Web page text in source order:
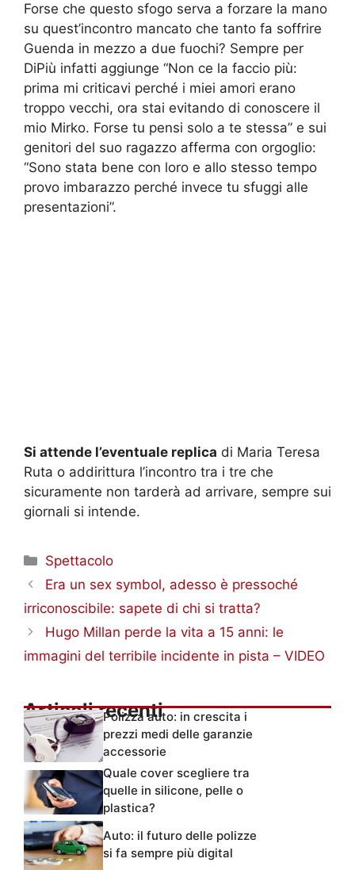
Forse che questo sfogo serva a forzare la mano
su quest’incontro mancato che tanto fa soffrire
Guenda in mezzo a due fuochi? Sempre per
DiPiù infatti aggiunge “Non ce la faccio più:
prima mi criticavi perché i miei amori erano
troppo vecchi, ora stai evitando di conoscere il
mio Mirko. Forse tu pensi solo a te stessa” e sui
genitori del suo ragazzo afferma con orgoglio:
“Sono stata bene con loro e allo stesso tempo
provo imbarazzo perché invece tu sfuggi alle
presentazioni”.
Si attende l’eventuale replica di Maria Teresa
Ruta o addirittura l’incontro tra i tre che
sicuramente non tarderà ad arrivare, sempre sui
giornali si intende.
Categorie
Spettacolo
Era un sex symbol, adesso è pressoché
irriconoscibile: sapete di chi si tratta?
Hugo Millan perde la vita a 15 anni: le
immagini del terribile incidente in pista – VIDEO
Articoli recentiPolizza auto: in crescita i
prezzi medi delle garanzie
accessorie
Quale cover scegliere tra
quelle in silicone, pelle o
plastica?
Auto: il futuro delle polizze
si fa sempre più digital